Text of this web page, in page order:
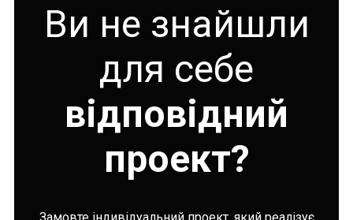
Ви не знайшли
для себе
відповідний
проект?